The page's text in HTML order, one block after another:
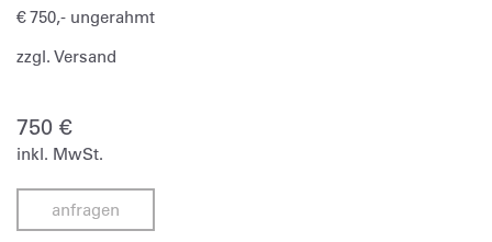
€ 750,- ungerahmt
zzgl. Versand
750 €
inkl. MwSt.
anfragen